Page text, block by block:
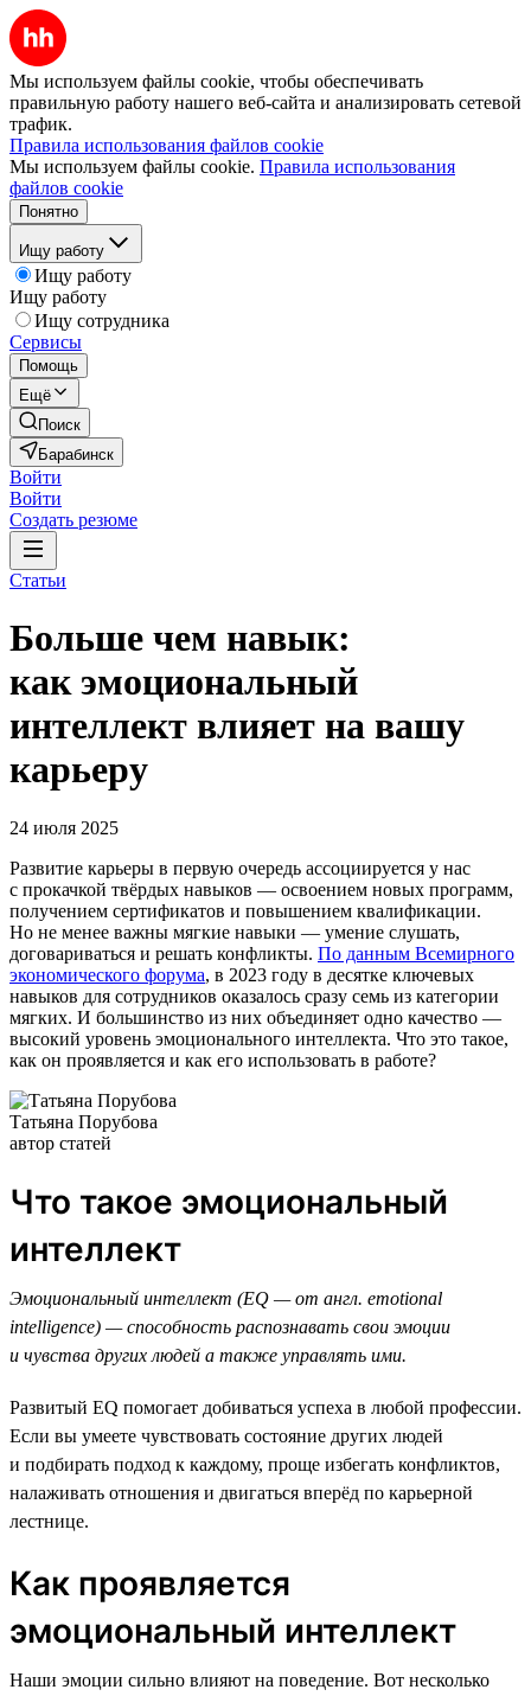
Мы используем файлы cookie, чтобы обеспечивать
правильную работу нашего веб-сайта и анализировать сетевой
трафик.
Правила использования файлов cookie
Мы используем файлы cookie. Правила использования
файлов cookie
Понятно
Ищу работу
Ищу работу
Ищу работу
Ищу сотрудника
Сервисы
Помощь
Ещё
Поиск
Барабинск
Войти
Войти
Создать резюме
Статьи
Больше чем навык:
как эмоциональный
интеллект влияет на вашу
карьеру
24 июля 2025
Развитие карьеры в первую очередь ассоциируется у нас
с прокачкой твёрдых навыков — освоением новых программ,
получением сертификатов и повышением квалификации.
Но не менее важны мягкие навыки — умение слушать,
договариваться и решать конфликты. По данным Всемирного
экономического форума, в 2023 году в десятке ключевых
навыков для сотрудников оказалось сразу семь из категории
мягких. И большинство из них объединяет одно качество —
высокий уровень эмоционального интеллекта. Что это такое,
как он проявляется и как его использовать в работе?
Татьяна Порубова
автор статей
Что такое эмоциональный
интеллект
Эмоциональный интеллект (EQ — от англ. emotional
intelligence) — способность распознавать свои эмоции
и чувства других людей а также управлять ими.
Развитый EQ помогает добиваться успеха в любой профессии.
Если вы умеете чувствовать состояние других людей
и подбирать подход к каждому, проще избегать конфликтов,
налаживать отношения и двигаться вперёд по карьерной
лестнице.
Как проявляется
эмоциональный интеллект
Наши эмоции сильно влияют на поведение. Вот несколько